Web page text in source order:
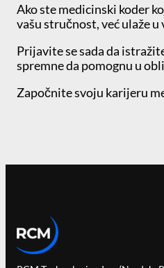
Ako ste medicinski koder
vašu stručnost, već ulaže
Prijavite se sada da
spremne da pomognu u
Započnite svoju karijeru